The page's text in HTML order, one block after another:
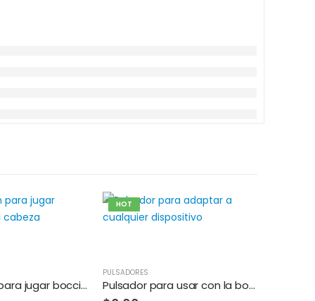
Adaptación para jugar boccia con la cabeza
HOT
PULSADORES
Pulsador para usar con la boca o la lengua